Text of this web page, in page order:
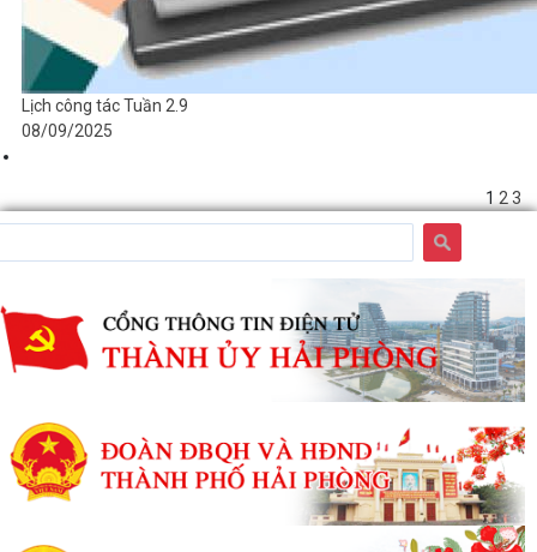
Lịch công tác Tuần 2.9
08/09/2025
1 2 3